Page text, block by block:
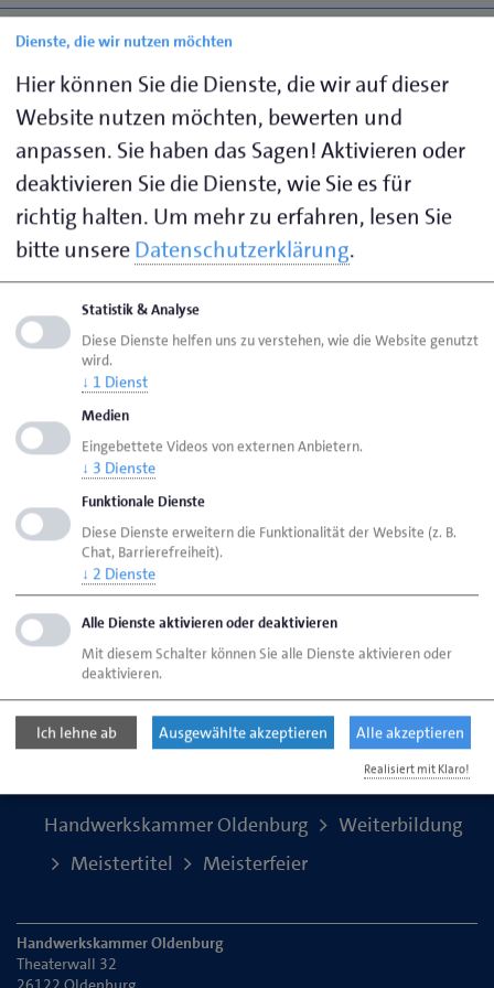
2026
2025
2024
2023
2022
2020
2019
2018
Seite empfehlen
Seite drucken
Seiteaktualisiert am 30. Apr. 2026
Handwerkskammer Oldenburg
Weiterbildung
Meistertitel
Meisterfeier
Handwerkskammer Oldenburg
Theaterwall 32
Dienste, die wir nutzen möchten
Hier können Sie die Dienste, die wir auf dieser
Website nutzen möchten, bewerten und
anpassen. Sie haben das Sagen! Aktivieren oder
deaktivieren Sie die Dienste, wie Sie es für
richtig halten. Um mehr zu erfahren, lesen Sie
bitte unsereDatenschutzerklärung.
Statistik & Analyse
Diese Dienste helfen uns zu verstehen, wie die Website genutzt
wird.
↓ 1 Dienst
Medien
Eingebettete Videos von externen Anbietern.
↓ 3 Dienste
Funktionale Dienste
Diese Dienste erweitern die Funktionalität der Website (z. B.
Chat, Barrierefreiheit).
↓ 2 Dienste
Alle Dienste aktivieren oder deaktivieren
Mit diesem Schalter können Sie alle Dienste aktivieren oder
deaktivieren.
Ich lehne ab Ausgewählte akzeptieren Alle akzeptieren
Realisiert mit Klaro!